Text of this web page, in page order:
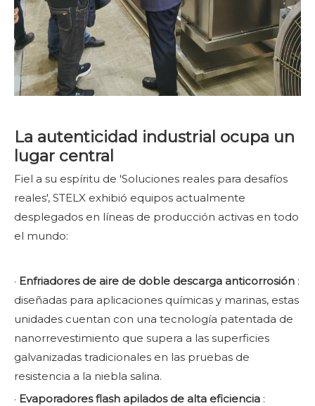
La autenticidad industrial ocupa un
lugar central
Fiel a su espíritu de 'Soluciones reales para desafíos
reales', STELX exhibió equipos actualmente
desplegados en líneas de producción activas en todo
el mundo:
· Enfriadores de aire de doble descarga anticorrosión :
diseñadas para aplicaciones químicas y marinas, estas
unidades cuentan con una tecnología patentada de
nanorrevestimiento que supera a las superficies
galvanizadas tradicionales en las pruebas de
resistencia a la niebla salina.
· Evaporadores flash apilados de alta eficiencia :